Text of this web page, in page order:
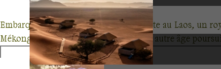
Embarquez pour les Voyages Découverte au Laos, un
Mékong, l'âme du pays, les temples d'un autre âge
L'étendue sauvage de la vallée de Vang Vieng,